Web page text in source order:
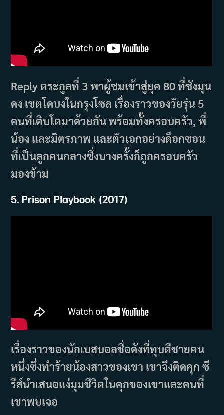
Reply ตระกูลที่ 3 พาผู้ชมเข้าสู่ยุค 80 ที่ซังมุน
ดง เขตโดบงในกรุงโซล เรื่องราวของวัยรุ่น 5
คนที่เติบโตมาด้วยกัน พร้อมทั้งครอบครัว, พี่
น้อง และมิตรภาพ และตัวเอกอย่างด็อกซอน
ที่เป็นลูกคนกลางซึ่งบางครั้งก็ถูกครอบครัว
มองข้าม
5. Prison Playbook (2017)
เรื่องราวของนักเบสบอลชื่อดังที่ทุบตีชายคน
หนึ่งซึ่งทำร้ายน้องสาวของเขา เขาจึงติดคุก ซี
รีส์นำเสนอแง่มุมชีวิตในคุกของเขาและคนที่
เขาพบเจอ